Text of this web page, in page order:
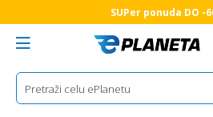
SUPer ponuda DO -